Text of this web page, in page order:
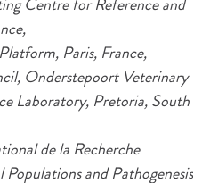
Centre for Reference and
Paris, France,
Onderstepoort Veterinary
Laboratory, Pretoria, South
de la Recherche
and Pathogenesis